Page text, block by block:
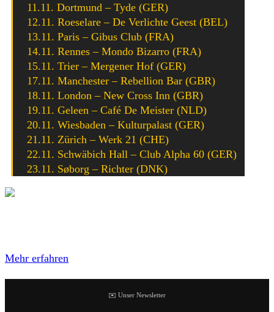
11.11. Dortmund – Tyde (GER)
12.11. Roeselare – De Verlichte Geest (BEL)
13.11. Paris – Gibus Club (FRA)
14.11. Rennes – Mondo Bizarro (FRA)
15.11. Trier – Mergener Hof (GER)
17.11. Manchester – Rebellion Bar (GBR)
18.11. London – New Cross Inn (GBR)
19.11. Geleen – Café De Meister (NLD)
20.11. Wiesbaden – Kulturpalast (GER)
21.11. Zürich – Werk 21 (CHE)
22.11. Schwäbich Hall – Club Alpha 60 (GER)
23.11. Søborg – Richter (DNK)
Mehr erfahren
✉️ Unser Newsletter